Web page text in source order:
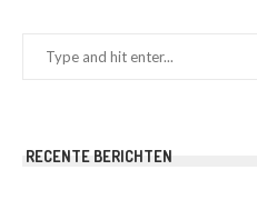
RECENTE BERICHTEN